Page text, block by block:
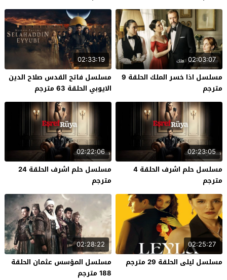
02:03:07
مسلسل اذا خسر الملك الحلقة 9
مترجم
02:33:19
مسلسل فاتح القدس صلاح الدين
الايوبي الحلقة 63 مترجم
02:23:05
مسلسل حلم اشرف الحلقة 4
مترجم
02:22:06
مسلسل حلم اشرف الحلقة 24
مترجم
02:25:27
مسلسل ليلى الحلقة 29 مترجم
02:28:22
مسلسل المؤسس عثمان الحلقة
188 مترجم